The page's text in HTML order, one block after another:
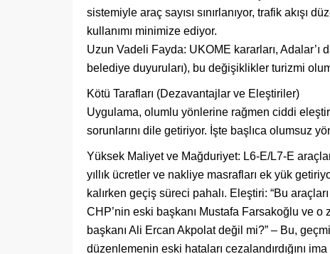
sistemiyle araç sayısı sınırlanıyor, trafik akışı
kullanımı minimize ediyor.
Uzun Vadeli Fayda: UKOME kararları, Adalar’ı
belediye duyuruları), bu değişiklikler turizmi
Kötü Tarafları (Dezavantajlar ve Eleştiriler)
Uygulama, olumlu yönlerine rağmen ciddi
sorunlarını dile getiriyor. İşte başlıca olumsuz
Yüksek Maliyet ve Mağduriyet: L6-E/L7-E
yıllık ücretler ve nakliye masrafları ek yük
kalırken geçiş süreci pahalı. Eleştiri: “Bu
CHP’nin eski başkanı Mustafa Farsakoğlu ve o
başkanı Ali Ercan Akpolat değil mi?” – Bu,
düzenlemenin eski hataları cezalandırdığını